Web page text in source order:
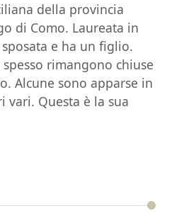
della provincia
di Como. Laureata in
e ha un figlio.
spesso rimangono chiuse
Alcune sono apparse in
Questa è la sua